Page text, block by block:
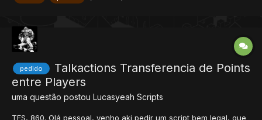
pedido
Talkactions Transferencia de Points
entre Players
uma questão postou Lucasyeah Scripts
TFS, 860. Olá pessoal, venho aki pedir um script bem legal, que